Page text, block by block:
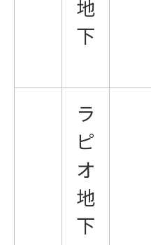
地
下
ラ
ピ
オ
地
下